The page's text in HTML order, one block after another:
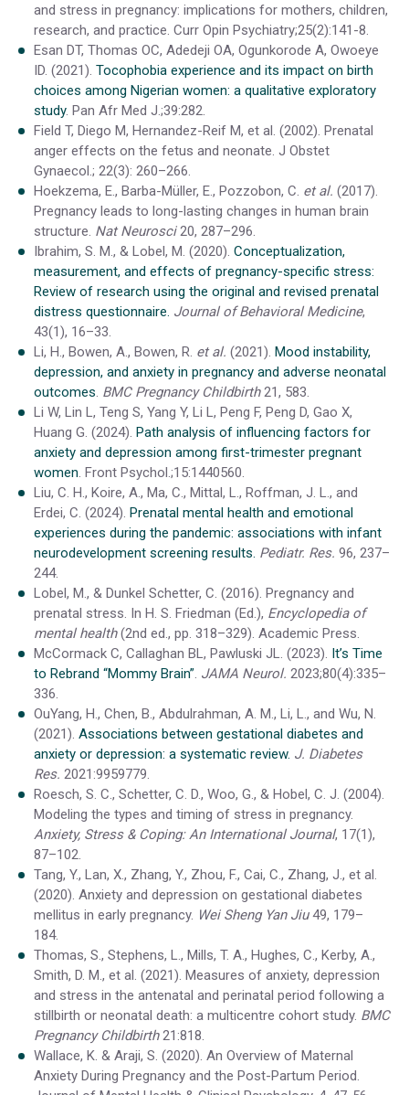
and stress in pregnancy: implications for mothers, children,
research, and practice. Curr Opin Psychiatry;25(2):141-8.
Esan DT, Thomas OC, Adedeji OA, Ogunkorode A, Owoeye
ID. (2021). Tocophobia experience and its impact on birth
choices among Nigerian women: a qualitative exploratory
study. Pan Afr Med J.;39:282.
Field T, Diego M, Hernandez-Reif M, et al. (2002). Prenatal
anger effects on the fetus and neonate. J Obstet
Gynaecol.; 22(3): 260–266.
Hoekzema, E., Barba-Müller, E., Pozzobon, C. et al. (2017).
Pregnancy leads to long-lasting changes in human brain
structure. Nat Neurosci20, 287–296.
Ibrahim, S. M., & Lobel, M. (2020). Conceptualization,
measurement, and effects of pregnancy-specific stress:
Review of research using the original and revised prenatal
distress questionnaire. Journal of Behavioral Medicine,
43(1), 16–33.
Li, H., Bowen, A., Bowen, R. et al. (2021). Mood instability,
depression, and anxiety in pregnancy and adverse neonatal
outcomes. BMC Pregnancy Childbirth21, 583.
Li W, Lin L, Teng S, Yang Y, Li L, Peng F, Peng D, Gao X,
Huang G. (2024). Path analysis of influencing factors for
anxiety and depression among first-trimester pregnant
women. Front Psychol.;15:1440560.
Liu, C. H., Koire, A., Ma, C., Mittal, L., Roffman, J. L., and
Erdei, C. (2024). Prenatal mental health and emotional
experiences during the pandemic: associations with infant
neurodevelopment screening results. Pediatr. Res. 96, 237–
244.
Lobel, M., & Dunkel Schetter, C. (2016). Pregnancy and
prenatal stress. In H. S. Friedman (Ed.), Encyclopedia of
mental health(2nd ed., pp. 318–329). Academic Press.
McCormack C, Callaghan BL, Pawluski JL. (2023). It’s Time
to Rebrand “Mommy Brain”. JAMA Neurol. 2023;80(4):335–
336.
OuYang, H., Chen, B., Abdulrahman, A. M., Li, L., and Wu, N.
(2021). Associations between gestational diabetes and
anxiety or depression: a systematic review. J. Diabetes
Res. 2021:9959779.
Roesch, S. C., Schetter, C. D., Woo, G., & Hobel, C. J. (2004).
Modeling the types and timing of stress in pregnancy.
Anxiety, Stress & Coping: An International Journal, 17(1),
87–102.
Tang, Y., Lan, X., Zhang, Y., Zhou, F., Cai, C., Zhang, J., et al.
(2020). Anxiety and depression on gestational diabetes
mellitus in early pregnancy. Wei Sheng Yan Jiu49, 179–
184.
Thomas, S., Stephens, L., Mills, T. A., Hughes, C., Kerby, A.,
Smith, D. M., et al. (2021). Measures of anxiety, depression
and stress in the antenatal and perinatal period following a
stillbirth or neonatal death: a multicentre cohort study. BMC
Pregnancy Childbirth21:818.
Wallace, K. & Araji, S. (2020). An Overview of Maternal
Anxiety During Pregnancy and the Post-Partum Period.